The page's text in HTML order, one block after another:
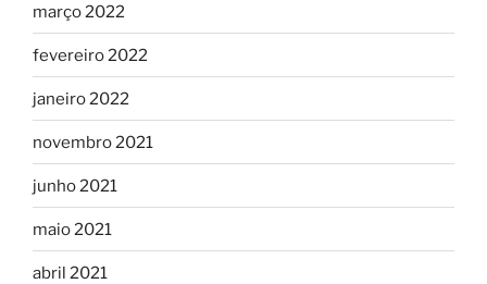
março 2022
fevereiro 2022
janeiro 2022
novembro 2021
junho 2021
maio 2021
abril 2021